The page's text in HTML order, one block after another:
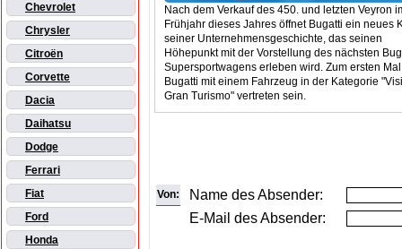
Chevrolet
Chrysler
Citroën
Corvette
Dacia
Daihatsu
Dodge
Ferrari
Fiat
Ford
Honda
Nach dem Verkauf des 450. und letzten Veyron
Frühjahr dieses Jahres öffnet Bugatti ein neues
seiner Unternehmensgeschichte, das seinen
Höhepunkt mit der Vorstellung des nächsten
Supersportwagens erleben wird. Zum ersten
Bugatti mit einem Fahrzeug in der Kategorie
Gran Turismo" vertreten sein.
Von:
Name des Absender:
E-Mail des Absender: